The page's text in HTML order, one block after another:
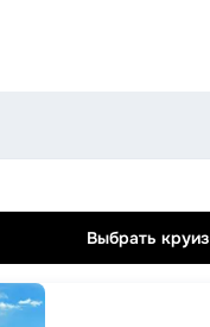
Выбрать круиз